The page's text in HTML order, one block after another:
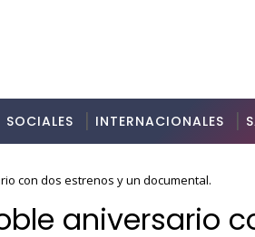
SOCIALES INTERNACIONALES
con dos estrenos y un documental.
aniversario